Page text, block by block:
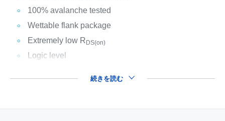
100% avalanche tested
Wettable flank package
Extremely low R DS(on)
Logic level
続きを読む